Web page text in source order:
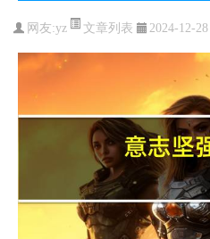
网友:yz 文章列表 2024-12-